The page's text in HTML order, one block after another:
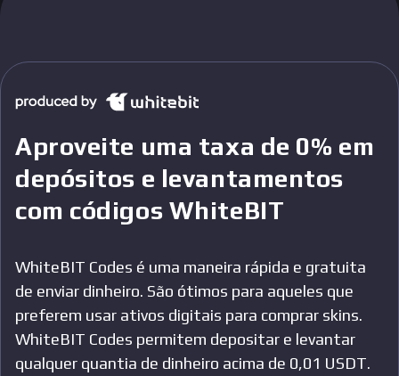
Aproveite uma taxa de 0% em
depósitos e levantamentos
com códigos WhiteBIT
WhiteBIT Codes é uma maneira rápida e gratuita
de enviar dinheiro. São ótimos para aqueles que
preferem usar ativos digitais para comprar skins.
WhiteBIT Codes permitem depositar e levantar
qualquer quantia de dinheiro acima de 0,01 USDT.